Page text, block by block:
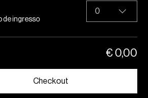
de ingresso
0
€ 0,00
Checkout